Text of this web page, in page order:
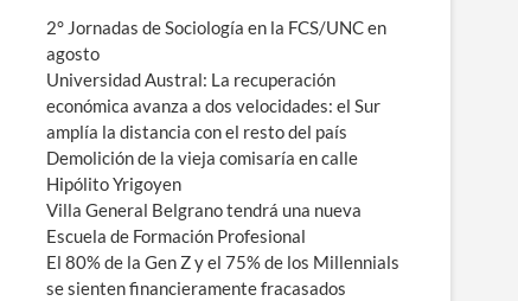
ú
2° Jornadas de Sociología en la FCS/UNC en
agosto
Universidad Austral: La recuperación
económica avanza a dos velocidades: el Sur
amplía la distancia con el resto del país
Demolición de la vieja comisaría en calle
Hipólito Yrigoyen
Villa General Belgrano tendrá una nueva
Escuela de Formación Profesional
El 80% de la Gen Z y el 75% de los Millennials
se sienten financieramente fracasados